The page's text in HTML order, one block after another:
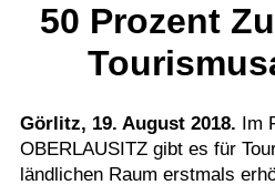
Menüpunkte
Politik
Gesellschaft
Wirtschaft
Service
50 Prozent
Görlitz, 19. August 2018. Im
OBERLAUSITZ gibt es für
ländlichen Raum erstmals